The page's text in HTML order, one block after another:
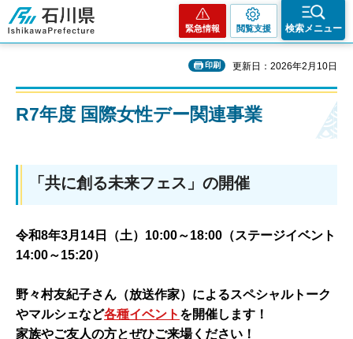
石川県
緊急情報 閲覧支援 検索メニュー
印刷 更新日：2026年2月10日
R7年度 国際女性デー関連事業
「共に創る未来フェス」の開催
令和8年3月14日（土）10:00～18:00（ステージイベント
14:00～15:20）
野々村友紀子さん（放送作家）によるスペシャルトーク
やマルシェなど各種イベント を開催します！
家族やご友人の方とぜひご来場ください！